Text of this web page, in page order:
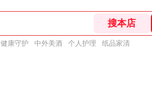
健康守护 中外美酒 个人护理 纸品家清